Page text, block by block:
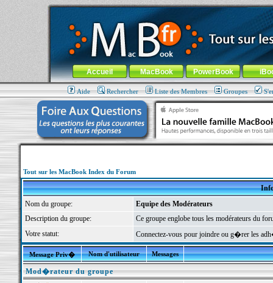
MacBook-fr.com : 100% Apple... 100% nomade !
Aller au contenu-Aller au menu général-Aller au menu de
Menu général
Accueil MacBook PowerBook
Aide Rechercher Liste des Membres Groupes
Tout sur les MacBook Index du Forum
Nom du groupe:
Equipe des Modérateurs
Description du groupe:
Ce groupe englobe tous les modérateurs du
Votre statut:
Connectez-vous pour joindre ou g�rer les
Message Priv� Nom d'utilisateur Messages
Mod�rateur du groupe